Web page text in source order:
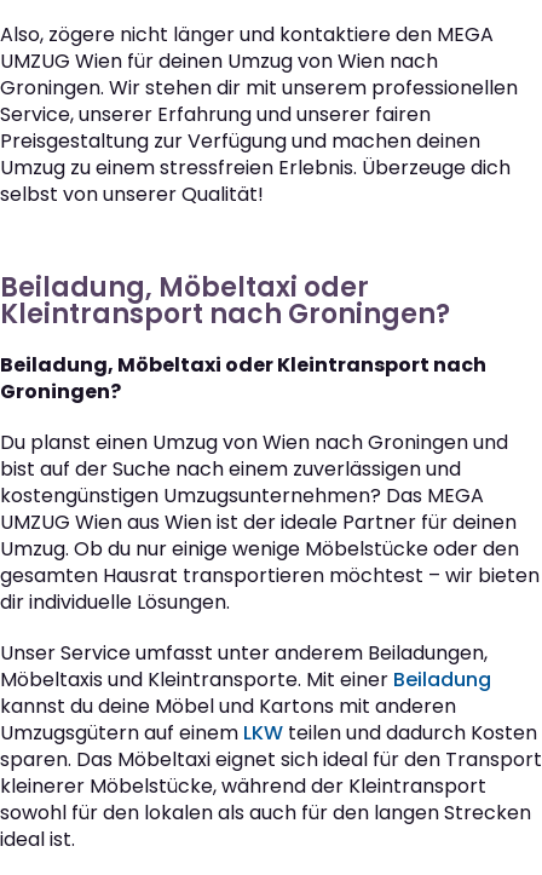
Also, zögere nicht länger und kontaktiere den MEGA
UMZUG Wien für deinen Umzug von Wien nach
Groningen. Wir stehen dir mit unserem professionellen
Service, unserer Erfahrung und unserer fairen
Preisgestaltung zur Verfügung und machen deinen
Umzug zu einem stressfreien Erlebnis. Überzeuge dich
selbst von unserer Qualität!
Beiladung, Möbeltaxi oder
Kleintransport nach Groningen?
Beiladung, Möbeltaxi oder Kleintransport nach
Groningen?
Du planst einen Umzug von Wien nach Groningen und
bist auf der Suche nach einem zuverlässigen und
kostengünstigen Umzugsunternehmen? Das MEGA
UMZUG Wien aus Wien ist der ideale Partner für deinen
Umzug. Ob du nur einige wenige Möbelstücke oder den
gesamten Hausrat transportieren möchtest – wir bieten
dir individuelle Lösungen.
Unser Service umfasst unter anderem Beiladungen,
Möbeltaxis und Kleintransporte. Mit einer Beiladung
kannst du deine Möbel und Kartons mit anderen
Umzugsgütern auf einem LKW teilen und dadurch Kosten
sparen. Das Möbeltaxi eignet sich ideal für den Transport
kleinerer Möbelstücke, während der Kleintransport
sowohl für den lokalen als auch für den langen Strecken
ideal ist.